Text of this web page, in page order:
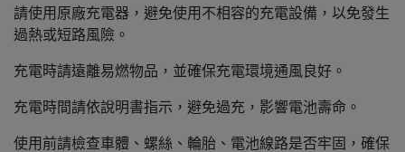
請使用原廠充電器，避免使用不相容的充電設備，以免發生
過熱或短路風險。
充電時請遠離易燃物品，並確保充電環境通風良好。
充電時間請依說明書指示，避免過充，影響電池壽命。
使用前請檢查車體、螺絲、輪胎、電池線路是否牢固，確保